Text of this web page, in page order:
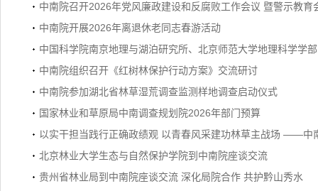
中南院召开2026年党风廉政建设和反腐败工作会议 暨警示教育
中南院开展2026年离退休老同志春游活动
中国科学院南京地理与湖泊研究所、北京师范大学地理科学学
中南院组织召开《红树林保护行动方案》交流研讨
中南院参加湖北省林草湿荒调查监测样地调查启动仪式
国家林业和草原局中南调查规划院2026年部门预算
以实干担当践行正确政绩观 以青春风采建功林草主战场 ——中
北京林业大学生态与自然保护学院到中南院座谈交流
贵州省林业局到中南院座谈交流 深化局院合作 共护黔山秀水